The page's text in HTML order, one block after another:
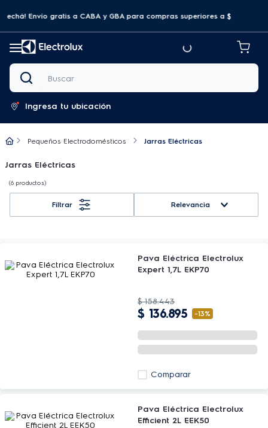
Envío gratis a CABA y GBA para compras superiores a $69.999
Buscar
Ingresa tu ubicación
Pequeños Electrodomésticos Jarras Eléctricas
Jarras Eléctricas
6 productos
Relevancia
Pava Eléctrica Electrolux
Expert 1,7L EKP70
$ 158.443
$ 136.895 -13%
Comparar
Pava Eléctrica Electrolux
Efficient 2L EEK50